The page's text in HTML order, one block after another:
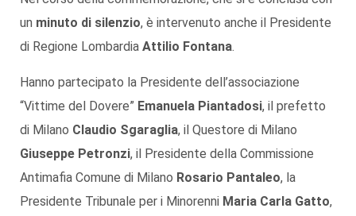
un minuto di silenzio, è intervenuto anche il Presidente
di Regione Lombardia Attilio Fontana.
Hanno partecipato la Presidente dell’associazione
“Vittime del Dovere” Emanuela Piantadosi, il prefetto
di Milano Claudio Sgaraglia, il Questore di Milano
Giuseppe Petronzi, il Presidente della Commissione
Antimafia Comune di Milano Rosario Pantaleo, la
Presidente Tribunale per i Minorenni Maria Carla Gatto,